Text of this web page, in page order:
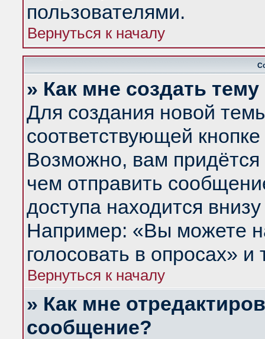
пользователями.
Вернуться к началу
» Как мне создать
Для создания новой
соответствующей
Возможно, вам придётся
чем отправить
доступа находится
Например: «Вы можете
голосовать в опросах» и
Вернуться к началу
» Как мне
сообщение?